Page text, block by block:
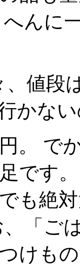
んに
、値段
かな
。 で
です
も絶
「ご
けも